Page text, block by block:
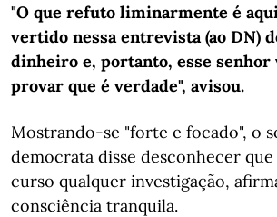
"O que refuto liminarmente é
vertido nessa entrevista (ao DN)
dinheiro e, portanto, esse senhor
provar que é verdade", avisou.
Mostrando-se "forte e focado", o
democrata disse desconhecer que
curso qualquer investigação,
consciência tranquila.